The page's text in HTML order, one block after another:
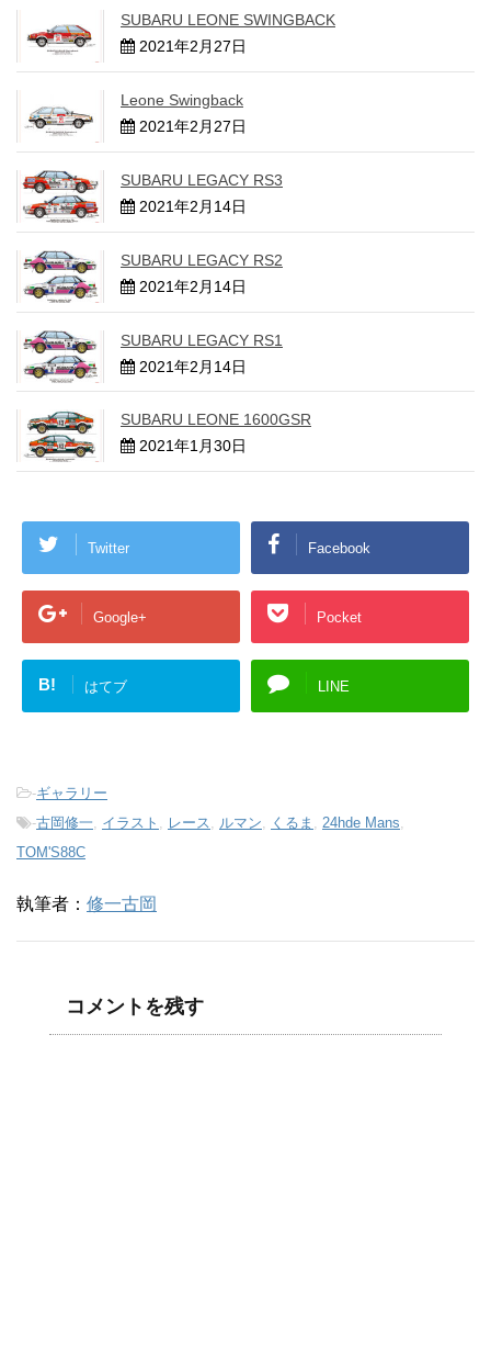
SUBARU LEONE SWINGBACK
2021年2月27日
Leone Swingback
2021年2月27日
SUBARU LEGACY RS3
2021年2月14日
SUBARU LEGACY RS2
2021年2月14日
SUBARU LEGACY RS1
2021年2月14日
SUBARU LEONE 1600GSR
2021年1月30日
Twitter Facebook
Google+ Pocket
B! はてブ LINE
-ギャラリー
-古岡修一, イラスト , レース, ルマン, くるま , 24hde Mans,
TOM'S88C
執筆者： 修一古岡
コメントを残す